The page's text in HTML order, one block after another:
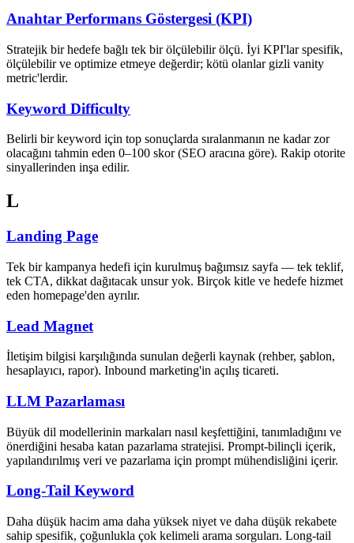
Anahtar Performans Göstergesi (KPI)
Stratejik bir hedefe bağlı tek bir ölçülebilir ölçü. İyi KPI'lar spesifik,
ölçülebilir ve optimize etmeye değerdir; kötü olanlar gizli vanity
metric'lerdir.
Keyword Difficulty
Belirli bir keyword için top sonuçlarda sıralanmanın ne kadar zor
olacağını tahmin eden 0–100 skor (SEO aracına göre). Rakip otorite
sinyallerinden inşa edilir.
L
Landing Page
Tek bir kampanya hedefi için kurulmuş bağımsız sayfa — tek teklif,
tek CTA, dikkat dağıtacak unsur yok. Birçok kitle ve hedefe hizmet
eden homepage'den ayrılır.
Lead Magnet
İletişim bilgisi karşılığında sunulan değerli kaynak (rehber, şablon,
hesaplayıcı, rapor). Inbound marketing'in açılış ticareti.
LLM Pazarlaması
Büyük dil modellerinin markaları nasıl keşfettiğini, tanımladığını ve
önerdiğini hesaba katan pazarlama stratejisi. Prompt-bilinçli içerik,
yapılandırılmış veri ve pazarlama için prompt mühendisliğini içerir.
Long-Tail Keyword
Daha düşük hacim ama daha yüksek niyet ve daha düşük rekabete
sahip spesifik, çoğunlukla çok kelimeli arama sorguları. Long-tail